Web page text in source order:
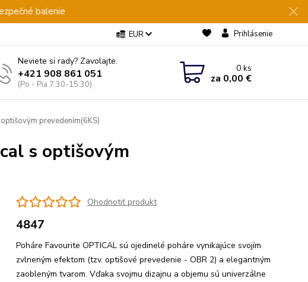
balenie
EUR Prihlásenie
Neviete si rady? Zavolajte.
+421 908 861 051
(Po - Pia 7:30-15:30)
0ks
za 0,00 €
prevedením(6KS)
s optišovým
Ohodnotiť produkt
4847
Poháre Favourite OPTICAL sú ojedinelé poháre vynikajúce svojím
zvlneným efektom (tzv. optišové prevedenie - OBR 2) a elegantným
zaobleným tvarom. Vďaka svojmu dizajnu a objemu sú univerzálne